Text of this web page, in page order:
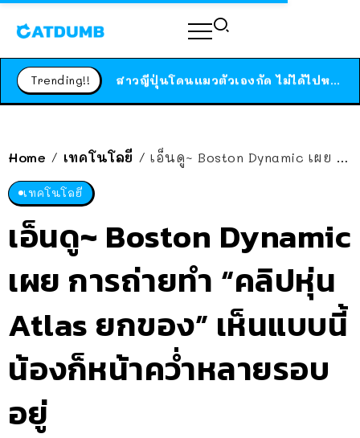
Trending!! ได้เวลาเด็กหนวดรวมตัว RF Online Next เปิดให้เล่นแล้ว เกม Sci-Fi MMORPG ระดับตำนาน เล่นได้ทั้งมือถือและ PC
Home / เทคโนโลยี / เอ็นดู~ Boston Dynamic เผย การถ่ายทำ “คลิปหุ่น Atlas ยกของ” เห็นแบบนี้ น้องก็หน้าคว่ำหลายรอบอยู่
เทคโนโลยี
เอ็นดู~ Boston Dynamic
เผย การถ่ายทำ “คลิปหุ่น
Atlas ยกของ” เห็นแบบนี้
น้องก็หน้าคว่ำหลายรอบ
อยู่